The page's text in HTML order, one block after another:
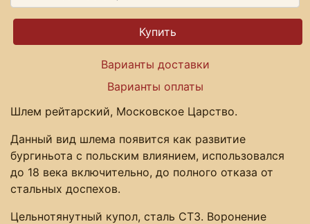
Варианты доставки
Варианты оплаты
Шлем рейтарский, Московское Царство.
Данный вид шлема появится как развитие
бургиньота с польским влиянием, использовался
до 18 века включительно, до полного отказа от
стальных доспехов.
Цельнотянутный купол, сталь СТ3. Воронение